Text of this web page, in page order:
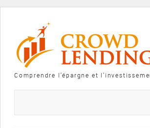
Comprendre l'épargne et